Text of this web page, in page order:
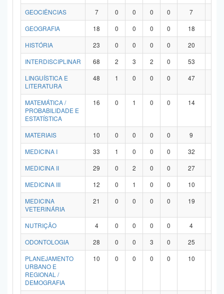
GEOCIÊNCIAS
7 0 0 0 0 7
GEOGRAFIA
18 0 0 0 0 18
HISTÓRIA
23 0 0 0 0 20
INTERDISCIPLINAR
68 2 3 2 0 53
LINGUÍSTICA E
LITERATURA
48 1 0 0 0 47
MATEMÁTICA /
PROBABILIDADE E
ESTATÍSTICA
16 0 1 0 0 14
MATERIAIS 10 0 0 0 0 9
MEDICINA I
33 1 0 0 0 32
MEDICINA II
29 0 2 0 0 27
MEDICINA III
12 0 1 0 0 10
MEDICINA
VETERINÁRIA
21 0 0 0 0 19
NUTRIÇÃO 4 0 0 0 0 4
ODONTOLOGIA
28 0 0 3 0 25
PLANEJAMENTO
URBANO E
REGIONAL /
DEMOGRAFIA
10 0 0 0 0 10